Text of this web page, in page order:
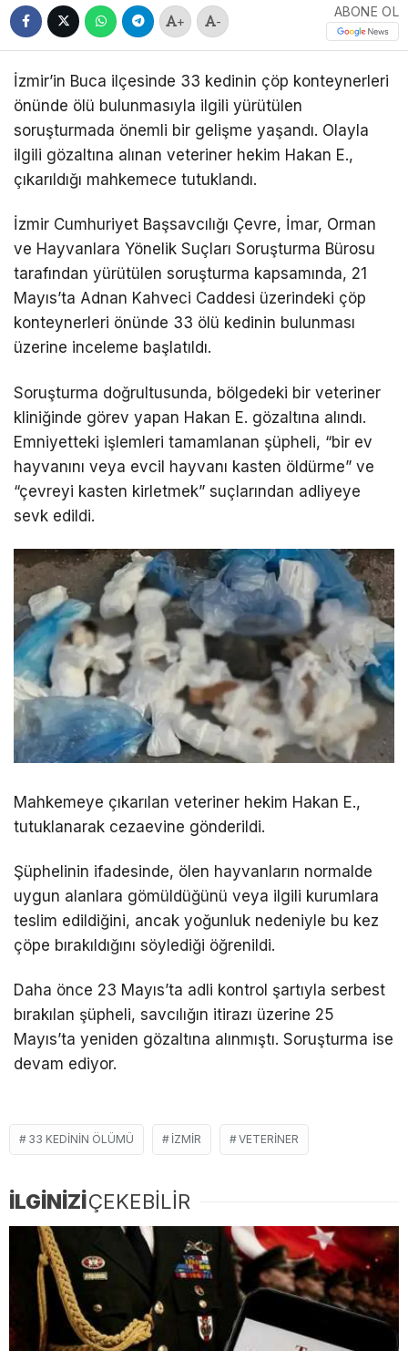
+ -
ABONE OL
İzmir’in Buca ilçesinde 33 kedinin çöp konteynerleri
önünde ölü bulunmasıyla ilgili yürütülen
soruşturmada önemli bir gelişme yaşandı. Olayla
ilgili gözaltına alınan veteriner hekim Hakan E.,
çıkarıldığı mahkemece tutuklandı.
İzmir Cumhuriyet Başsavcılığı Çevre, İmar, Orman
ve Hayvanlara Yönelik Suçları Soruşturma Bürosu
tarafından yürütülen soruşturma kapsamında, 21
Mayıs’ta Adnan Kahveci Caddesi üzerindeki çöp
konteynerleri önünde 33 ölü kedinin bulunması
üzerine inceleme başlatıldı.
Soruşturma doğrultusunda, bölgedeki bir veteriner
kliniğinde görev yapan Hakan E. gözaltına alındı.
Emniyetteki işlemleri tamamlanan şüpheli, “bir ev
hayvanını veya evcil hayvanı kasten öldürme” ve
“çevreyi kasten kirletmek” suçlarından adliyeye
sevk edildi.
Mahkemeye çıkarılan veteriner hekim Hakan E.,
tutuklanarak cezaevine gönderildi.
Şüphelinin ifadesinde, ölen hayvanların normalde
uygun alanlara gömüldüğünü veya ilgili kurumlara
teslim edildiğini, ancak yoğunluk nedeniyle bu kez
çöpe bırakıldığını söylediği öğrenildi.
Daha önce 23 Mayıs’ta adli kontrol şartıyla serbest
bırakılan şüpheli, savcılığın itirazı üzerine 25
Mayıs’ta yeniden gözaltına alınmıştı. Soruşturma ise
devam ediyor.
33 KEDININ ÖLÜMÜ İZMIR VETERINER
İLGİNİZİÇEKEBİLİR